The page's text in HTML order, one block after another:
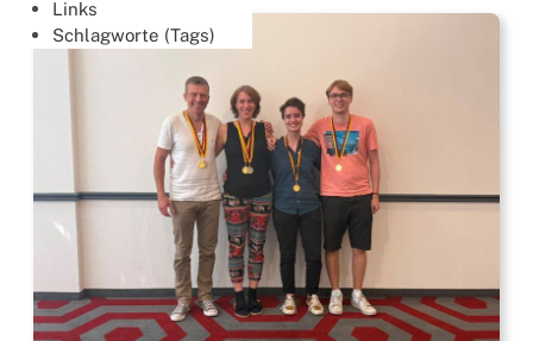
Links
Schlagworte (Tags)